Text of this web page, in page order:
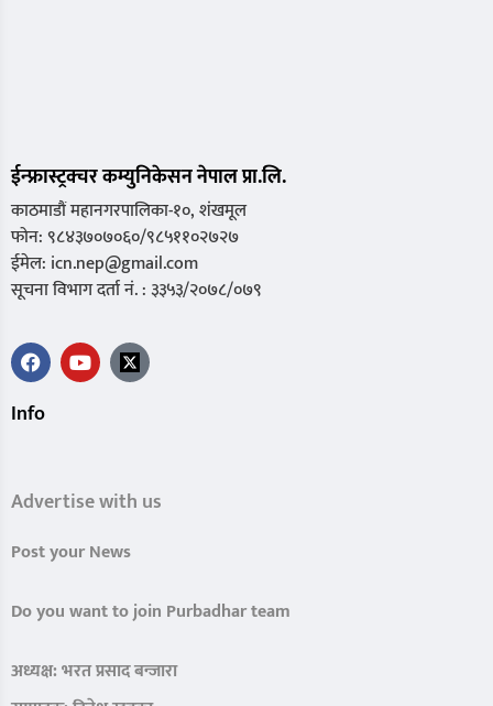
ईन्फ्रास्ट्रक्चर कम्युनिकेसन नेपाल प्रा.लि.
काठमाडौं महानगरपालिका-१०, शंखमूल
फोन: ९८४३७०७०६०/९८५११०२७२७
ईमेल: icn.nep@gmail.com
सूचना विभाग दर्ता नं. : ३३५३/२०७८/०७९
Info
Advertise with us
Post your News
Do you want to join Purbadhar team
अध्यक्ष: भरत प्रसाद बन्जारा